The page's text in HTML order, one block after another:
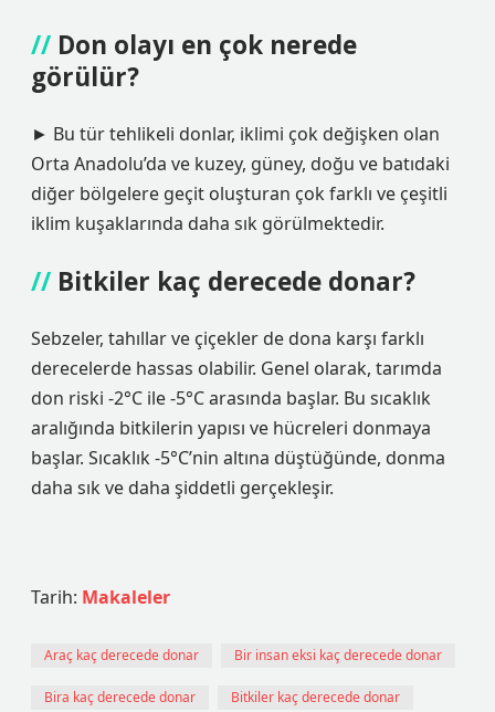
Don olayı en çok nerede
görülür?
► Bu tür tehlikeli donlar, iklimi çok değişken olan
Orta Anadolu’da ve kuzey, güney, doğu ve batıdaki
diğer bölgelere geçit oluşturan çok farklı ve çeşitli
iklim kuşaklarında daha sık görülmektedir.
Bitkiler kaç derecede donar?
Sebzeler, tahıllar ve çiçekler de dona karşı farklı
derecelerde hassas olabilir. Genel olarak, tarımda
don riski -2°C ile -5°C arasında başlar. Bu sıcaklık
aralığında bitkilerin yapısı ve hücreleri donmaya
başlar. Sıcaklık -5°C’nin altına düştüğünde, donma
daha sık ve daha şiddetli gerçekleşir.
Tarih: Makaleler
Araç kaç derecede donar Bir insan eksi kaç derecede donar
Bira kaç derecede donar Bitkiler kaç derecede donar